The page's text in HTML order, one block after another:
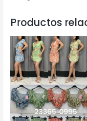
Productos